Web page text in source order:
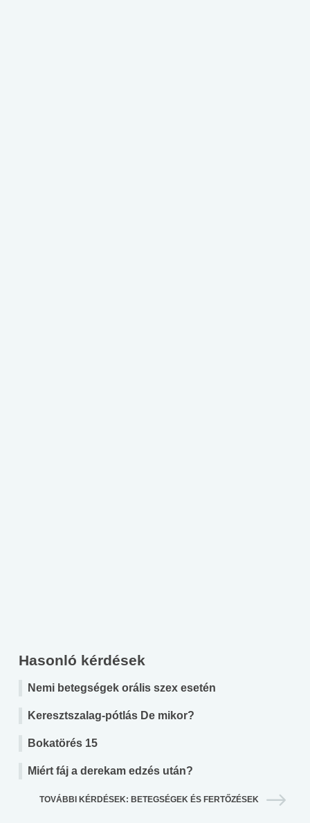
Hasonló kérdések
Nemi betegségek orális szex esetén
Keresztszalag-pótlás De mikor?
Bokatörés 15
Miért fáj a derekam edzés után?
TOVÁBBI KÉRDÉSEK: BETEGSÉGEK ÉS FERTŐZÉSEK